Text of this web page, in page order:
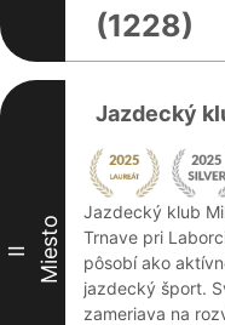
(1228)
II Miesto
Jazdecký
Jazdecký klub
Trnave pri
pôsobí ako
jazdecký šport.
zameriava na